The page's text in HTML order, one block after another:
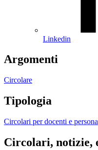
Linkedin
Argomenti
Circolare
Tipologia
Circolari per docenti e
Circolari, notizie,